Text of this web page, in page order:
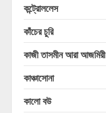
কন্ট্রোললেস
কাঁচের চুরি
কাজী তাসমীন আরা আজমিরী
কাঞ্চাসোনা
কালো বউ